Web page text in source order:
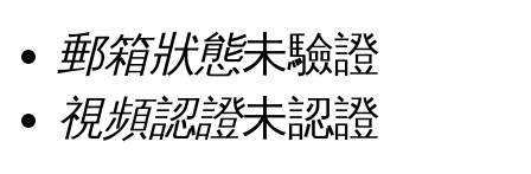
郵箱狀態未驗證
視頻認證未認證